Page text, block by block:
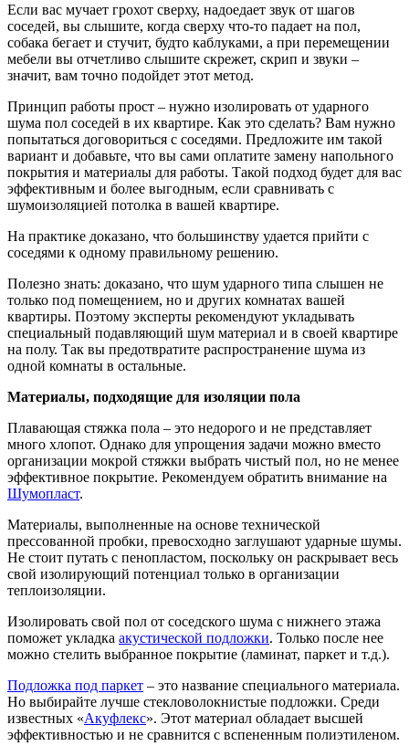
Если вас мучает грохот сверху, надоедает звук от шагов
соседей, вы слышите, когда сверху что-то падает на пол,
собака бегает и стучит, будто каблуками, а при перемещении
мебели вы отчетливо слышите скрежет, скрип и звуки –
значит, вам точно подойдет этот метод.
Принцип работы прост – нужно изолировать от ударного
шума пол соседей в их квартире. Как это сделать? Вам нужно
попытаться договориться с соседями. Предложите им такой
вариант и добавьте, что вы сами оплатите замену напольного
покрытия и материалы для работы. Такой подход будет для вас
эффективным и более выгодным, если сравнивать с
шумоизоляцией потолка в вашей квартире.
На практике доказано, что большинству удается прийти с
соседями к одному правильному решению.
Полезно знать: доказано, что шум ударного типа слышен не
только под помещением, но и других комнатах вашей
квартиры. Поэтому эксперты рекомендуют укладывать
специальный подавляющий шум материал и в своей квартире
на полу. Так вы предотвратите распространение шума из
одной комнаты в остальные.
Материалы, подходящие для изоляции пола
Плавающая стяжка пола – это недорого и не представляет
много хлопот. Однако для упрощения задачи можно вместо
организации мокрой стяжки выбрать чистый пол, но не менее
эффективное покрытие. Рекомендуем обратить внимание на
Шумопласт.
Материалы, выполненные на основе технической
прессованной пробки, превосходно заглушают ударные шумы.
Не стоит путать с пенопластом, поскольку он раскрывает весь
свой изолирующий потенциал только в организации
теплоизоляции.
Изолировать свой пол от соседского шума с нижнего этажа
поможет укладка акустической подложки. Только после нее
можно стелить выбранное покрытие (ламинат, паркет и т.д.).
Подложка под паркет – это название специального материала.
Но выбирайте лучше стекловолокнистые подложки. Среди
известных «Акуфлекс». Этот материал обладает высшей
эффективностью и не сравнится с вспененным полиэтиленом.